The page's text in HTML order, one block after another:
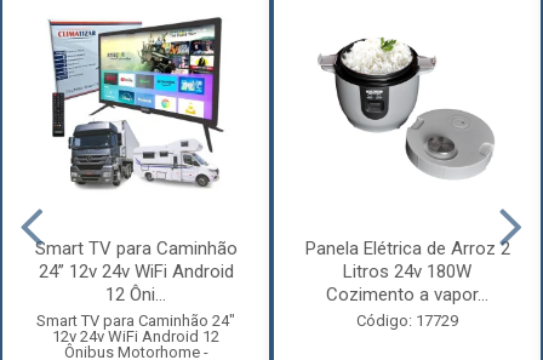
Smart TV para Caminhão
24” 12v 24v WiFi Android
12 Ôni...
Smart TV para Caminhão 24"
12v 24v WiFi Android 12
Ônibus Motorhome -
Panela Elétrica de Arroz 2
Litros 24v 180W
Cozimento a vapor...
Código: 17729